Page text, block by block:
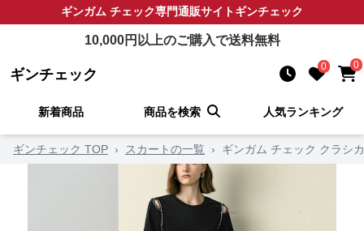
ギンガム チェック専門通販サイトギンチェック
10,000円以上のご購入で送料無料
ギンチェック 0 0
新着商品 商品を検索 人気ランキング
ギンチェック TOP › スカートの一覧 › ギンガム チェック クラシ